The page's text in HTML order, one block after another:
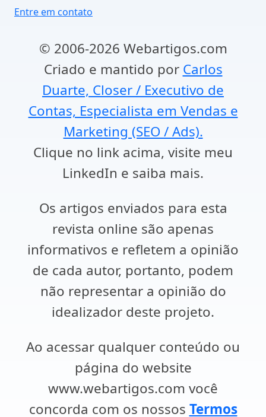
Entre em contato
© 2006-2026 Webartigos.com
Criado e mantido por Carlos
Duarte, Closer / Executivo de
Contas, Especialista em Vendas e
Marketing (SEO / Ads).
Clique no link acima, visite meu
LinkedIn e saiba mais.
Os artigos enviados para esta
revista online são apenas
informativos e refletem a opinião
de cada autor, portanto, podem
não representar a opinião do
idealizador deste projeto.
Ao acessar qualquer conteúdo ou
página do website
www.webartigos.com você
concorda com os nossos Termos